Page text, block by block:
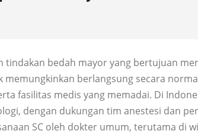
tindakan bedah mayor yang bertujuan
berlangsung secara
fasilitas medis yang memadai. Di
dengan dukungan tim anestesi dan
SC oleh dokter umum, terutama di